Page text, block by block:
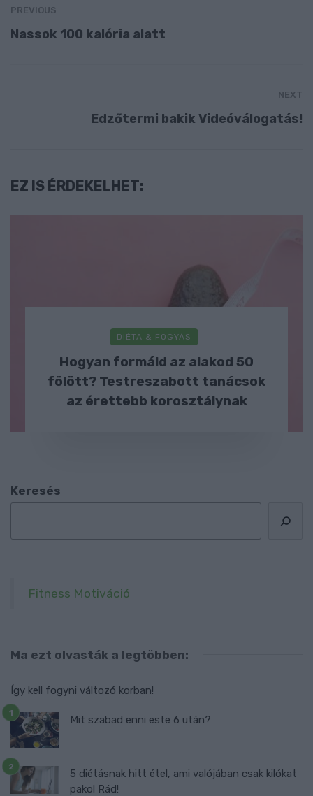
PREVIOUS
Nassok 100 kalória alatt
NEXT
Edzőtermi bakik Videóválogatás!
EZ IS ÉRDEKELHET:
DIÉTA & FOGYÁS
Hogyan formáld az alakod 50
fölött? Testreszabott tanácsok
az érettebb korosztálynak
Keresés
Fitness Motiváció
Ma ezt olvasták a legtöbben:
Így kell fogyni változó korban!
Mit szabad enni este 6 után?
5 diétásnak hitt étel, ami valójában csak kilókat
pakol Rád!